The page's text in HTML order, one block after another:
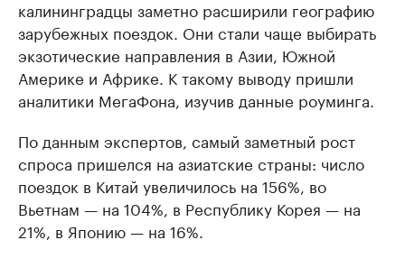
калининградцы заметно расширили географию
зарубежных поездок. Они стали чаще выбирать
экзотические направления в Азии, Южной
Америке и Африке. К такому выводу пришли
аналитики МегаФона, изучив данные роуминга.
По данным экспертов, самый заметный рост
спроса пришелся на азиатские страны: число
поездок в Китай увеличилось на 156%, во
Вьетнам — на 104%, в Республику Корея — на
21%, в Японию — на 16%.